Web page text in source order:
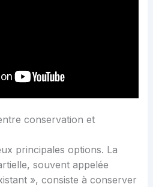
conservation et
principales options. La
souvent appelée
», consiste à conserver